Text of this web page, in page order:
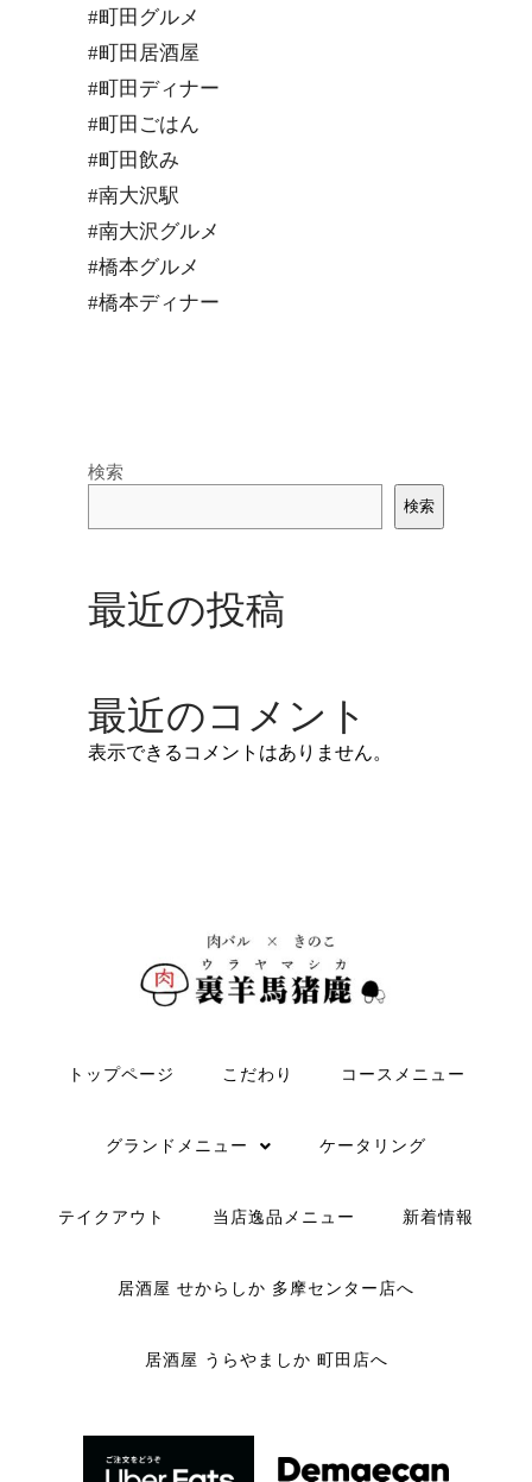
#町田グルメ
#町田居酒屋
#町田ディナー
#町田ごはん
#町田飲み
#南大沢駅
#南大沢グルメ
#橋本グルメ
#橋本ディナー
検索
検索
最近の投稿
最近のコメント
表示できるコメントはありません。
トップページ こだわり コースメニュー
グランドメニュー ケータリング
テイクアウト 当店逸品メニュー 新着情報
居酒屋 せからしか 多摩センター店へ
居酒屋 うらやましか 町田店へ